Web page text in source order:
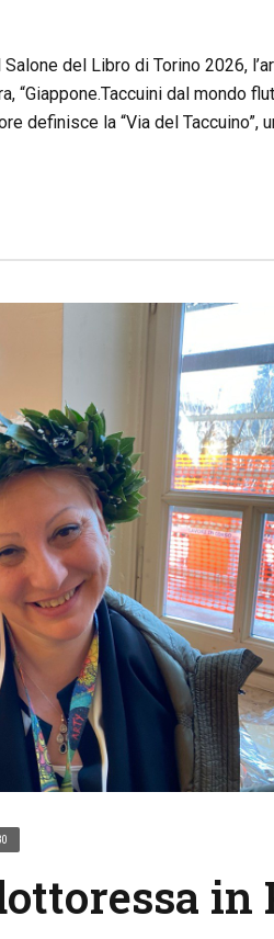
del Libro di Torino 2026,
“Giappone.Taccuini dal mondo
definisce la “Via del Taccuino”,
in